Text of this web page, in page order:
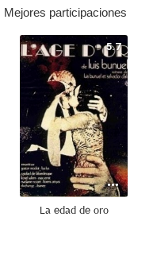
Mejores participaciones
5.7
La edad de oro